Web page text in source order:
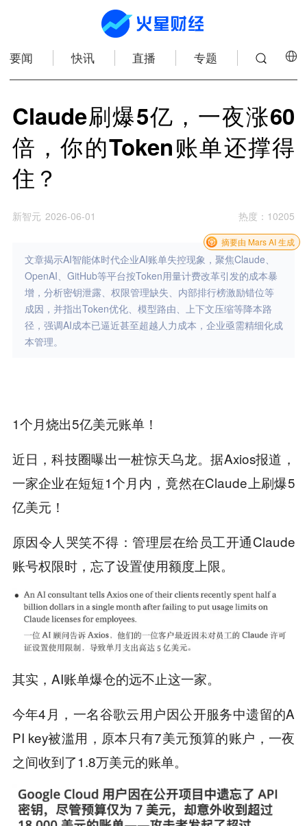
要闻 快讯 直播 专题
Claude刷爆5亿，一夜涨60
倍，你的Token账单还撑得
住？
新智元 2026-06-01 热度 ： 10205
文章揭示AI智能体时代企业AI账单失控现象，聚焦Claude、
OpenAI、GitHub等平台按Token用量计费改革引发的成本暴
增，分析密钥泄露、权限管理缺失、内部排行榜激励错位等
成因，并指出Token优化、模型路由、上下文压缩等降本路
径，强调AI成本已逼近甚至超越人力成本，企业亟需精细化成
本管理。
摘要由 Mars AI 生成
1个月烧出5亿美元账单！
近日，科技圈曝出一桩惊天乌龙。据Axios报道，
一家企业在短短1个月内，竟然在Claude上刷爆5
亿美元！
原因令人哭笑不得：管理层在给员工开通Claude
账号权限时，忘了设置使用额度上限。
其实，AI账单爆仓的远不止这一家。
今年4月，一名谷歌云用户因公开服务中遗留的A
PI key被滥用，原本只有7美元预算的账户，一夜
之间收到了1.8万美元的账单。